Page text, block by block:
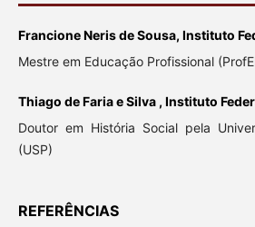
Francione Neris de Sousa, Instituto
Mestre em Educação Profissional
Thiago de Faria e Silva , Instituto
Doutor em História Social pela
(USP)
REFERÊNCIAS